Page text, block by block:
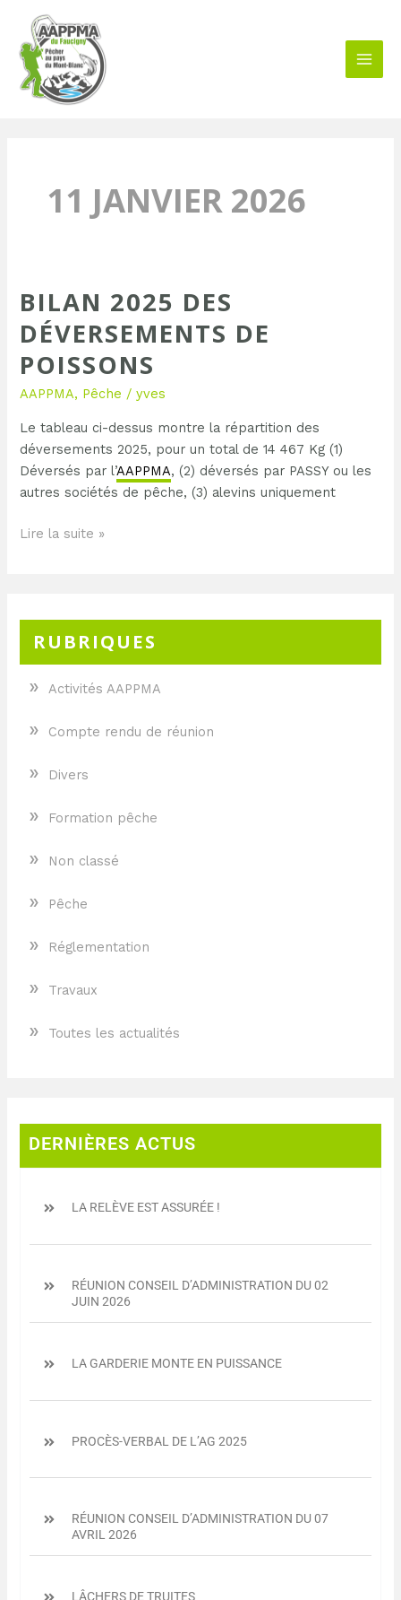
contenu
RUBRIQUES
» Activités AAPPMA
» Compte rendu de réunion
» Divers
» Formation pêche
» Non classé
» Pêche
» Réglementation
» Travaux
» Toutes les actualités
DERNIÈRES ACTUS
LA RELÈVE EST ASSURÉE !
RÉUNION CONSEIL D’ADMINISTRATION DU 02
JUIN 2026
LA GARDERIE MONTE EN PUISSANCE
PROCÈS-VERBAL DE L’AG 2025
RÉUNION CONSEIL D’ADMINISTRATION DU 07
AVRIL 2026
LÂCHERS DE TRUITES
11 JANVIER 2026
BILAN 2025 DES
DÉVERSEMENTS DE
POISSONS
AAPPMA, Pêche /yves
Le tableau ci-dessus montre la répartition des
déversements 2025, pour un total de 14 467 Kg (1)
Déversés par l’AAPPMA, (2) déversés par PASSY ou les
autres sociétés de pêche, (3) alevins uniquement
Bilan
2025
des
déversements
poissons
Lire la suite »